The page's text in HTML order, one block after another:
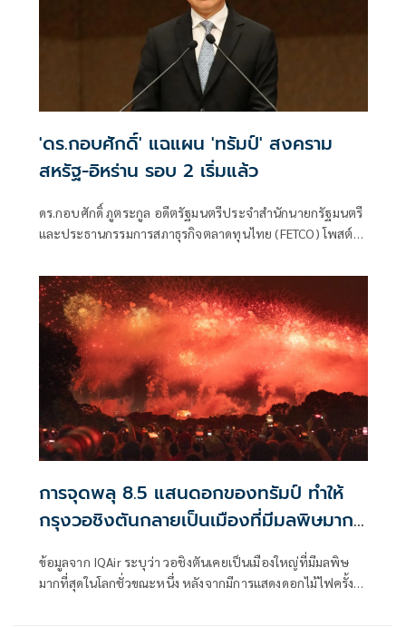
'ดร.กอบศักดิ์' แฉแผน 'ทรัมป์' สงคราม
สหรัฐ-อิหร่าน รอบ 2 เริ่มแล้ว
ดร.กอบศักดิ์ ภูตระกูล อดีตรัฐมนตรีประจำสำนักนายกรัฐมนตรี
และประธานกรรมการสภาธุรกิจตลาดทุนไทย (FETCO) โพสต์
การจุดพลุ 8.5 แสนดอกของทรัมป์ ทำให้
กรุงวอชิงตันกลายเป็นเมืองที่มีมลพิษมาก
ข้อมูลจาก IQAir ระบุว่า วอชิงตันเคยเป็นเมืองใหญ่ที่มีมลพิษ
มากที่สุดในโลกชั่วขณะหนึ่ง หลังจากมีการแสดงดอกไม้ไฟครั้ง